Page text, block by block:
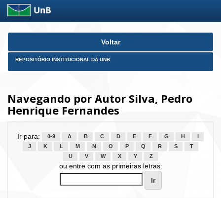
Skip
Voltar
REPOSITÓRIO INSTITUCIONAL DA UNB
Navegando por Autor Silva, Pedro
Henrique Fernandes
Ir para: 0-9 A B C D E F G H
J
K L M N O P Q R S
T
U
V W X Y Z
ou entre com as primeiras letras: